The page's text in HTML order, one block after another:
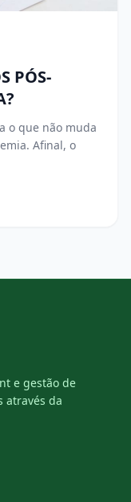
PÓS-
o que não muda
Afinal, o
e gestão de
através da